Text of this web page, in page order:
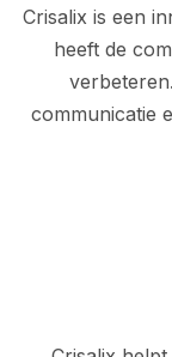
Crisalix is een
heeft de
communicatie